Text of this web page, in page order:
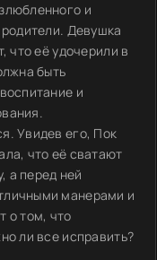
и
Девушка
что её удочерили в
быть
и
Увидев его, Пок
что её сватают
а перед ней
манерами и
о том, что
ли все исправить?